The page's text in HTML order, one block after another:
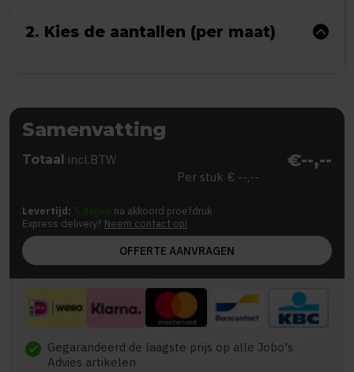
2. Kies de aantallen (per maat)
Samenvatting
Totaal incl.BTW €--,--
Per stuk € --,--
Levertijd: 5 dagen na akkoord proefdruk
Express delivery? Neem contact op!
OFFERTE AANVRAGEN
check Gegarandeerd de laagste prijs op alle Jobo's
Advies artikelen